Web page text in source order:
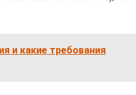
и какие требования